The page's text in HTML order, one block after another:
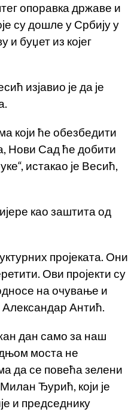
опоравка државе и
су дошле у Србију у
буџет из којег
изјавио је да је
који ће обезбедити
Нови Сад ће добити
истакао је Весић,
као заштита од
пројеката. Они
Ови пројекти су
на очување и
Александар Антић.
дан само за наш
моста не
да се повећа зелени
Ђурић, који је
и председнику